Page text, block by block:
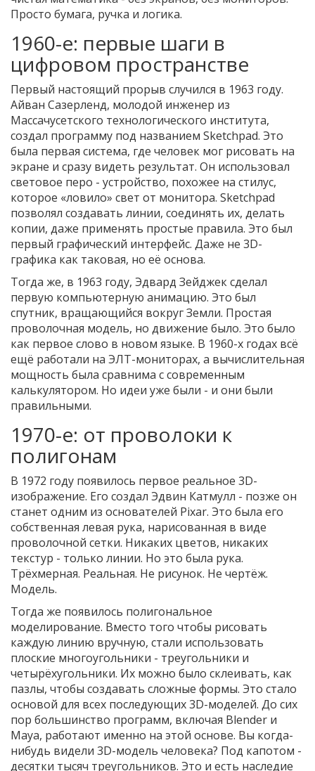
Просто бумага, ручка и логика.
1960-е: первые шаги в
цифровом пространстве
Первый настоящий прорыв случился в 1963 году.
Айван Сазерленд, молодой инженер из
Массачусетского технологического института,
создал программу под названием Sketchpad. Это
была первая система, где человек мог рисовать на
экране и сразу видеть результат. Он использовал
световое перо - устройство, похожее на стилус,
которое «ловило» свет от монитора. Sketchpad
позволял создавать линии, соединять их, делать
копии, даже применять простые правила. Это был
первый графический интерфейс. Даже не 3D-
графика как таковая, но её основа.
Тогда же, в 1963 году, Эдвард Зейджек сделал
первую компьютерную анимацию. Это был
спутник, вращающийся вокруг Земли. Простая
проволочная модель, но движение было. Это было
как первое слово в новом языке. В 1960-х годах всё
ещё работали на ЭЛТ-мониторах, а вычислительная
мощность была сравнима с современным
калькулятором. Но идеи уже были - и они были
правильными.
1970-е: от проволоки к
полигонам
В 1972 году появилось первое реальное 3D-
изображение. Его создал Эдвин Катмулл - позже он
станет одним из основателей Pixar. Это была его
собственная левая рука, нарисованная в виде
проволочной сетки. Никаких цветов, никаких
текстур - только линии. Но это была рука.
Трёхмерная. Реальная. Не рисунок. Не чертёж.
Модель.
Тогда же появилось полигональное
моделирование. Вместо того чтобы рисовать
каждую линию вручную, стали использовать
плоские многоугольники - треугольники и
четырёхугольники. Их можно было склеивать, как
пазлы, чтобы создавать сложные формы. Это стало
основой для всех последующих 3D-моделей. До сих
пор большинство программ, включая Blender и
Maya, работают именно на этой основе. Вы когда-
нибудь видели 3D-модель человека? Под капотом -
десятки тысяч треугольников. Это и есть наследие